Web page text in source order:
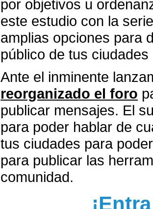
por objetivos u
este estudio con la
amplias opciones para
público de tus ciudades
Ante el inminente
reorganizado el foro
publicar mensajes. El
para poder hablar de
tus ciudades para
para publicar las
comunidad.